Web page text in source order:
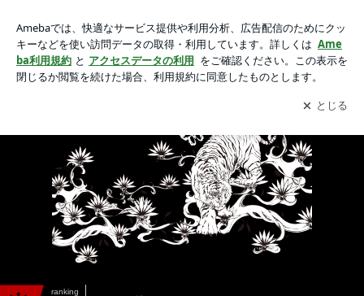
アプリをダウンロードして ブログの更新通知
を受け取りまし
ょう。
開く
ranking